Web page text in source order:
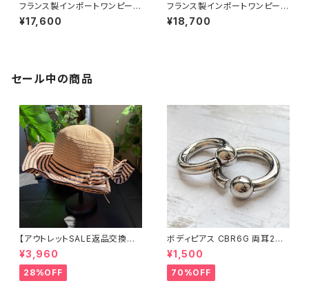
フランス製インポートワンピース
｜LONKEL PARIS｜タイトワン
ピース｜ジャージワンピース/白
¥17,600
フランス製インポートワンピース
｜FIFILLES de PARIS フィフィ
ーユ・パリ｜プリントワンピース
¥18,700
セール中の商品
【アウトレットSALE返品交換不
可8/20まで】つば広サマーハッ
ト・通気性・軽量 ワイヤー入りハ
ット ボーダー＆BIGリボン・女優
帽 UV/紫外線対策 レディースハ
¥3,960
28%OFF
ボディピアス CBR6G 両耳2個
セット 1ボール ネジ式 簡単脱着
サージカルステンレス NY直輸
入
¥1,500
70%OFF